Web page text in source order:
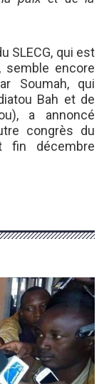
SLECG, qui est
semble encore
Soumah, qui
Bah et de
a annoncé
congrès du
fin décembre